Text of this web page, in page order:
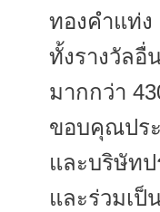
ทองคำแท่ง
ทั้งรางวัลอื่
มากกว่า
ขอบคุณปร
และบริษัทป
และร่วมเป็